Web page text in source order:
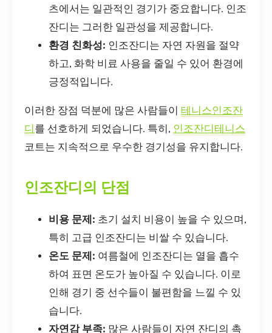
츠에서는 일관적인 경기가 중요합니다. 인조
잔디는 그러한 일관성을 제공합니다.
환경 친화성: 인조잔디는 자연 자원을 절약
하고, 화학 비료 사용을 줄일 수 있어 환경에
긍정적입니다.
이러한 장점 덕분에 많은 사람들이 테니스인조잔
디 를 선호하게 되었습니다. 특히, 인조잔디테니스
코트는 지속적으로 우수한 경기성을 유지합니다.
인조잔디의 단점
비용 문제: 초기 설치 비용이 높을 수 있으며,
특히 고급 인조잔디는 비쌀 수 있습니다.
온도 문제: 여름철에 인조잔디는 열을 흡수
하여 표면 온도가 높아질 수 있습니다. 이로
인해 경기 중 선수들이 불편함을 느낄 수 있
습니다.
자연감 부족: 많은 사람들이 자연 잔디의 촉